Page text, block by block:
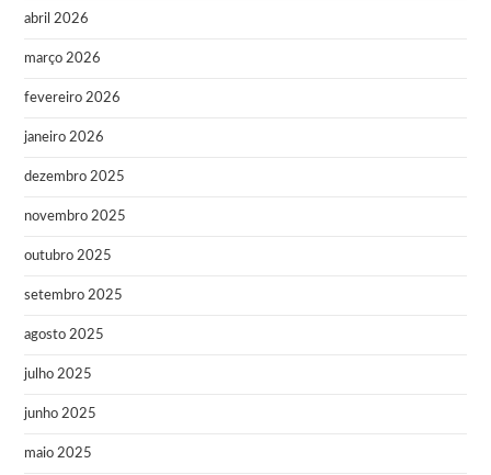
abril 2026
março 2026
fevereiro 2026
janeiro 2026
dezembro 2025
novembro 2025
outubro 2025
setembro 2025
agosto 2025
julho 2025
junho 2025
maio 2025